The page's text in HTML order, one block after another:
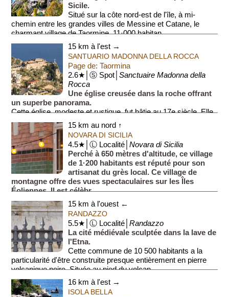
Sicile.
Situé sur la côte nord-est de l'île, à mi-
chemin entre les grandes villes de Messine et Catane, le
charmant village de Taormine, 11·000 habitan...
15 km à l'est →
SANTUARIO MADONNA DELLA ROCCA
Page de: Taormina
2.6★│Ⓢ Spot│Sanctuaire Madonna della
Rocca
Une église creusée dans la roche offrant
un superbe panorama.
Cette église, modeste et rustique, fut bâtie au 17e siècle. Elle
fut nommée ainsi car construite à même le rocher. La grande
croix en ...
15 km au nord ↑
NOVARA DI SICILIA
4.5★│Ⓛ Localité│Novara di Sicilia
Perché à 650 mètres d'altitude, ce village
de 1·200 habitants est réputé pour son
artisanat du grès local. Ce village de
montagne offre des vues spectaculaires sur les Îles
Éoliennes. Il est célèbr...
15 km à l'ouest ←
RANDAZZO
5.5★│Ⓛ Localité│Randazzo
La cité médiévale sculptée dans la lave de
l'Etna.
Cette commune de 10 500 habitants a la
particularité d'être construite presque entièrement en pierre
volcanique noire. Située au pied du volcan...
16 km à l'est →
ISOLA BELLA